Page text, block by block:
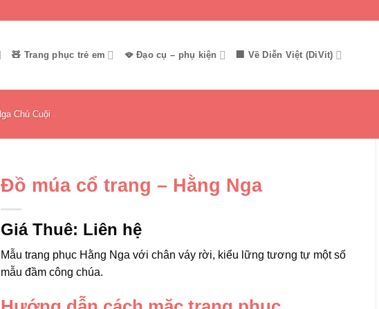
🧸 Trang phục trẻ em 🪭 Đạo cụ – phụ kiện 🏢 Về Diễn Việt (DiVit)
Chú Cuội
Đồ múa cổ trang – Hằng Nga
Giá Thuê: Liên hệ
Mẫu trang phục Hằng Nga với chân váy rời, kiểu lững tương tự một số
mẫu đầm công chúa.